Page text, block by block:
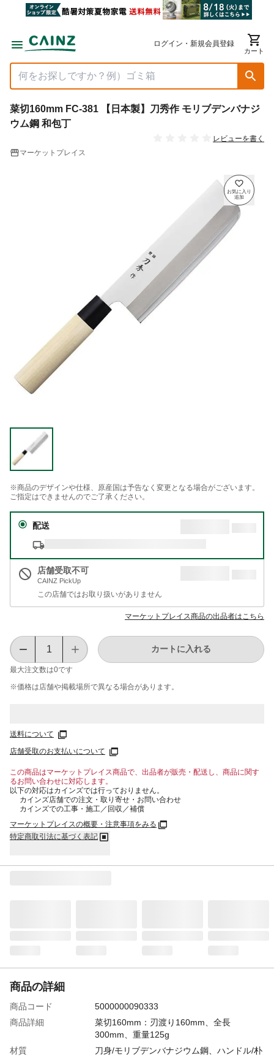
ログイン・新規会員登録
カート
菜切160mm FC-381 【日本製】刀秀作 モリブデンバナジ
ウム鋼 和包丁
レビューを書く
マーケットプレイス
※商品のデザインや仕様、原産国は予告なく変更となる場合がございます。
ご指定はできませんのでご了承ください。
配送
店舗受取不可
CAINZ PickUp
この店舗ではお取り扱いがありません
マーケットプレイス商品の出品者はこちら
最大注文数は0です
カートに入れる
※価格は​店舗や​掲載場所で​異なる​場合が​あります。
送料について
店舗受取のお支払いについて
この商品はマーケットプレイス商品で、出品者が販売・配送し、商品に関す
るお問い合わせに対応します。
以下の対応はカインズでは行っておりません。
カインズ店舗での注文・取り寄せ・お問い合わせ
カインズでの工事・施工／回収／補償
マーケットプレイスの概要・注意事項をみる
特定商取引法に基づく表記
商品の詳細
商品コード
5000000090333
商品詳細
菜切160mm：刃渡り160mm、全長
300mm、重量125g
材質
刀身/モリブデンバナジウム鋼、ハンドル/朴